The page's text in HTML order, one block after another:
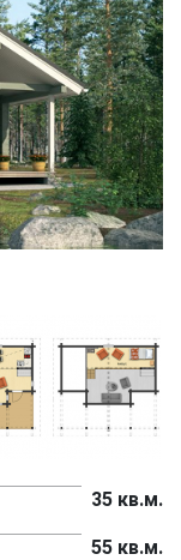
35 кв.м.
55 кв.м.